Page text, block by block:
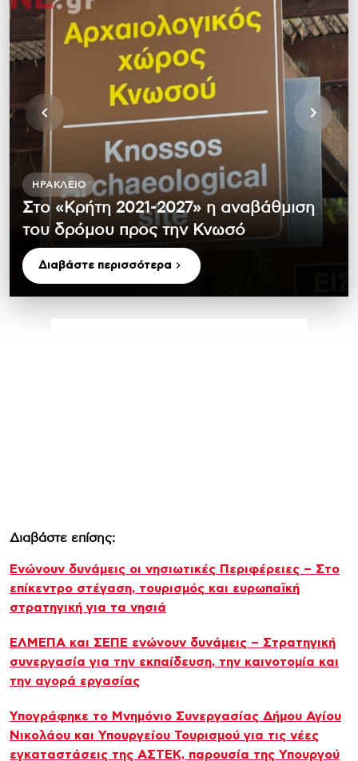
ΗΡΆΚΛΕΙΟ
Στο «Κρήτη 2021-2027» η αναβάθμιση
του δρόμου προς την Κνωσό
Διαβάστε περισσότερα
Διαβάστε επίσης:
Ενώνουν δυνάμεις οι νησιωτικές Περιφέρειες – Στο
επίκεντρο στέγαση, τουρισμός και ευρωπαϊκή
στρατηγική για τα νησιά
ΕΛΜΕΠΑ και ΣΕΠΕ ενώνουν δυνάμεις – Στρατηγική
συνεργασία για την εκπαίδευση, την καινοτομία και
την αγορά εργασίας
Υπογράφηκε το Μνημόνιο Συνεργασίας Δήμου Αγίου
Νικολάου και Υπουργείου Τουρισμού για τις νέες
εγκαταστάσεις της ΑΣΤΕΚ, παρουσία της Υπουργού